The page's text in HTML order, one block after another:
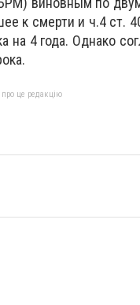
к смерти и ч.4 ст.
4 года. Однако
це редакцію